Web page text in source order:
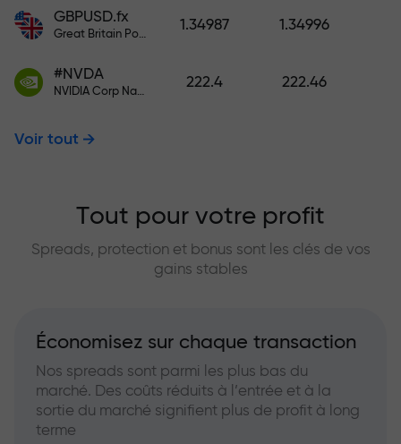
GBPUSD.fx
Great Britain Pound vs US Dollar
1.34987 1.34996
#NVDA
NVIDIA Corp Nasdaq Stock Exchange (Nasdaq) USD
222.4 222.46
Voir tout
Tout pour votre profit
Spreads, protection et bonus sont les clés de vos
gains stables
Économisez sur chaque transaction
Nos spreads sont parmi les plus bas du
marché. Des coûts réduits à l’entrée et à la
sortie du marché signifient plus de profit à long
terme